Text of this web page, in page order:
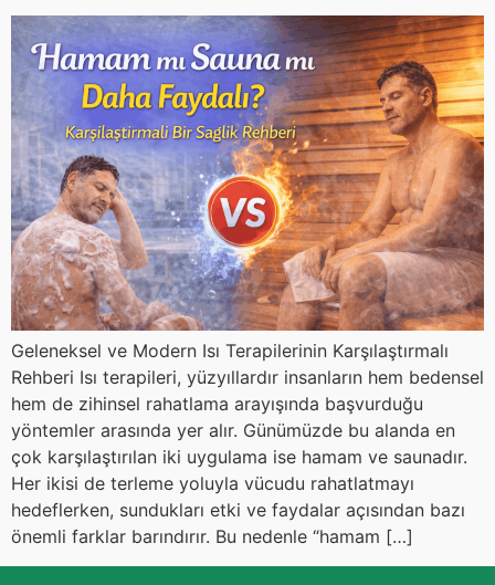
Geleneksel ve Modern Isı Terapilerinin Karşılaştırmalı
Rehberi Isı terapileri, yüzyıllardır insanların hem bedensel
hem de zihinsel rahatlama arayışında başvurduğu
yöntemler arasında yer alır. Günümüzde bu alanda en
çok karşılaştırılan iki uygulama ise hamam ve saunadır.
Her ikisi de terleme yoluyla vücudu rahatlatmayı
hedeflerken, sundukları etki ve faydalar açısından bazı
önemli farklar barındırır. Bu nedenle “hamam […]